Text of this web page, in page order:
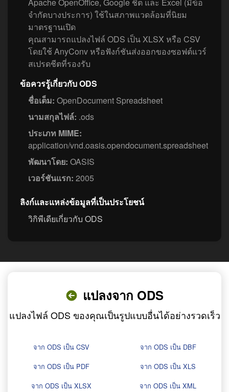
Apache OpenOffice, Google ชีต และ Excel (มีข้อ
จำกัดบางประการ) ใช้ในสภาพแวดล้อมที่นิยม
มาตรฐานเปิด
คุณสามารถแปลงไฟล์ ODS เป็น XLSX หรือ CSV
โดยใช้ AnyConv หรือฟังก์ชันส่งออกของซอฟต์แวร์
สเปรดชีตที่รองรับ
ข้อควรรู้เกี่ยวกับ ODS
ชื่อเต็ม: OpenDocument Spreadsheet
นามสกุลไฟล์: .ods
ประเภท MIME:
application/vnd.oasis.opendocument.spreadsheet
พัฒนาโดย: OASIS
เวอร์ชันแรก: 2005
ลิงก์และแหล่งข้อมูลที่เป็นประโยชน์
วิกิพีเดียเกี่ยวกับ ODS
แปลงจาก ODS
แปลงไฟล์ ODS ของคุณเป็นรูปแบบอื่นได้อย่างรวดเร็ว
จาก ODS เป็น CSV
จาก ODS เป็น DBF
จาก ODS เป็น PDF
จาก ODS เป็น XLS
จาก ODS เป็น XLSX
จาก ODS เป็น XML